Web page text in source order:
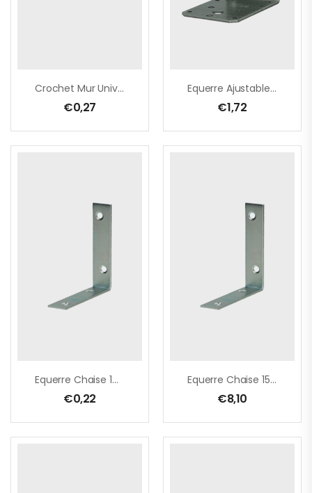
Crochet Mur Univer En L 3,6×290 Zn/100pc
€0,27
Equerre Ajustable 60x90x90 Zn
€1,72
Equerre Chaise 14x30x30 Zn
€0,22
Equerre Chaise 15x50x50 Zn/20pc
€8,10